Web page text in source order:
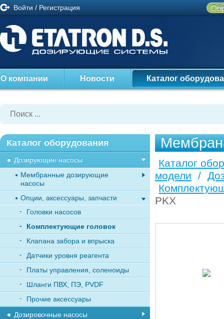
Войти / Регистрация
О компании Новости Каталог
Каталог
модели
/
PKX
Каталог оборудования
Дозирующие насосы
Мембранные дозирующие
насосы
Опции, аксессуары, запчасти
Головки насосов
Комплектующие головок
Клапана забора и впрыска
Датчики уровня реагента
Платы управления, соленоиды
Шланги ПВХ, ПЭ, PVDF
Прочие аксессуары
Дозировочные насосы